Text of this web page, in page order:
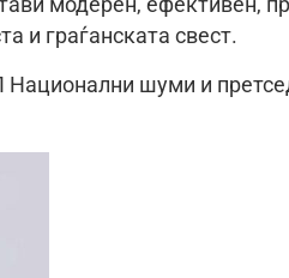
модерен, ефективен,
и граѓанската свест.
Национални шуми и